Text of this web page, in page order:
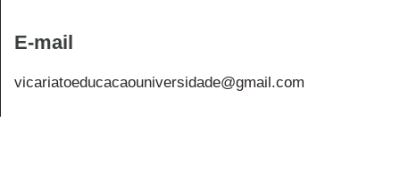
E-mail
vicariatoeducacaouniversidade@gmail.com